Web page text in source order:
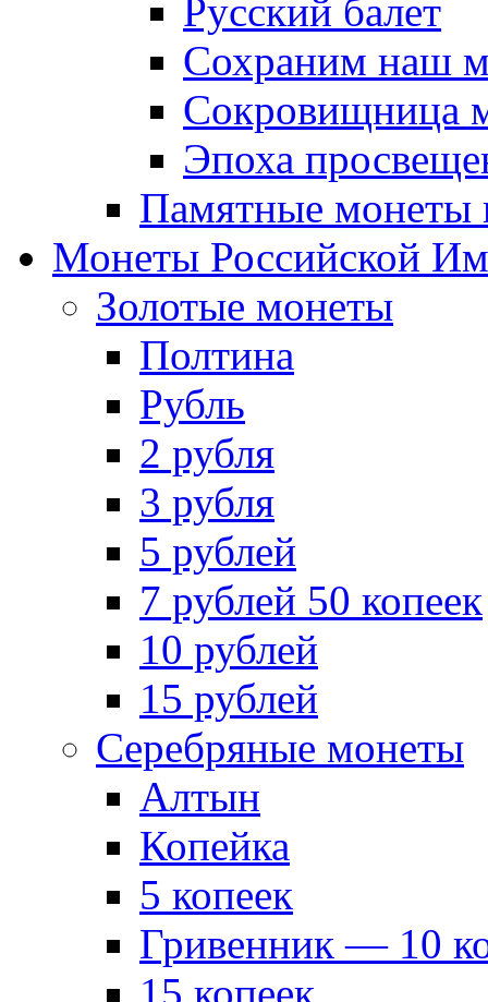
Русский балет
Сохраним наш
Сокровищница
Эпоха
Памятные монеты
Монеты Российской
Золотые монеты
Полтина
Рубль
2 рубля
3 рубля
5 рублей
7 рублей 50 копеек
10 рублей
15 рублей
Серебряные монеты
Алтын
Копейка
5 копеек
Гривенник — 10